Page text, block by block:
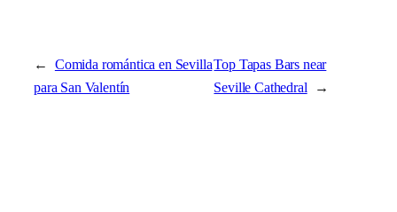
← Comida romántica en Sevilla
para San Valentín
Top Tapas Bars near
Seville Cathedral →